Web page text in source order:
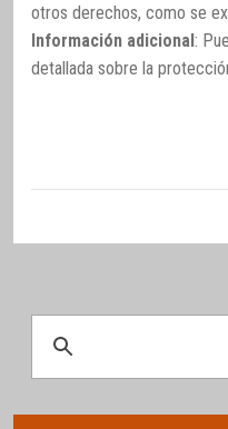
otros derechos, como se
Información adicional:
detallada sobre la